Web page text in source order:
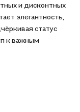
и дисконтных
элегантность,
статус
к важным